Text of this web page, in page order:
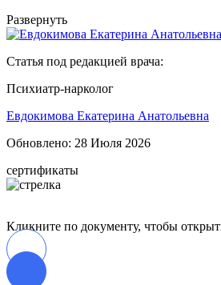
Развернуть
Статья под редакцией врача:
Психиатр-нарколог
Евдокимова Екатерина Анатольевна
Обновлено: 28 Июля 2026
сертификаты
Кликните по документу, чтобы